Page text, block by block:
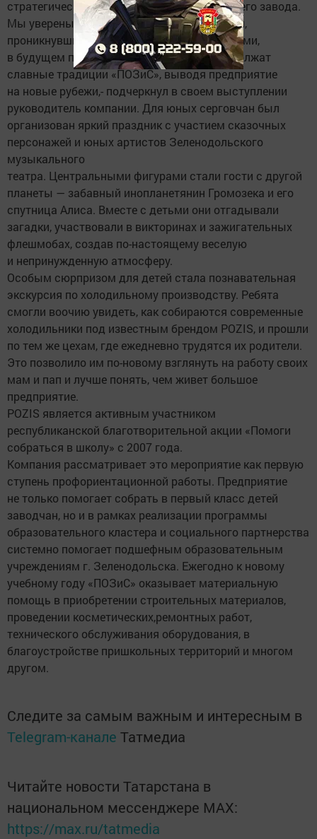
стратегическая инвестиция в будущее нашего завода.
Мы уверены, что сегодняшние первоклашки,
проникнувшись нашей историей и ценностями,
в будущем придут на производство и продолжат
славные традиции «ПОЗиС», выводя предприятие
на новые рубежи,- подчеркнул в своем выступлении
руководитель компании. Для юных серговчан был
организован яркий праздник с участием сказочных
персонажей и юных артистов Зеленодольского
музыкального
театра. Центральными фигурами стали гости с другой
планеты — забавный инопланетянин Громозека и его
спутница Алиса. Вместе с детьми они отгадывали
загадки, участвовали в викторинах и зажигательных
флешмобах, создав по-настоящему веселую
и непринужденную атмосферу.
Особым сюрпризом для детей стала познавательная
экскурсия по холодильному производству. Ребята
смогли воочию увидеть, как собираются современные
холодильники под известным брендом POZIS, и прошли
по тем же цехам, где ежедневно трудятся их родители.
Это позволило им по-новому взглянуть на работу своих
мам и пап и лучше понять, чем живет большое
предприятие.
POZIS является активным участником
республиканской благотворительной акции «Помоги
собраться в школу» с 2007 года.
Компания рассматривает это мероприятие как первую
ступень профориентационной работы. Предприятие
не только помогает собрать в первый класс детей
заводчан, но и в рамках реализации программы
образовательного кластера и социального партнерства
системно помогает подшефным образовательным
учреждениям г. Зеленодольска. Ежегодно к новому
учебному году «ПОЗиС» оказывает материальную
помощь в приобретении строительных материалов,
проведении косметических,ремонтных работ,
технического обслуживания оборудования, в
благоустройстве пришкольных территорий и многом
другом.
Следите за самым важным и интересным в
Telegram-канале Татмедиа
Читайте новости Татарстана в
национальном мессенджере MАХ:
https://max.ru/tatmedia